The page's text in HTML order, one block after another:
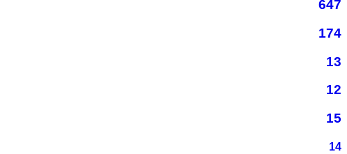
647
174
13
12
15
14